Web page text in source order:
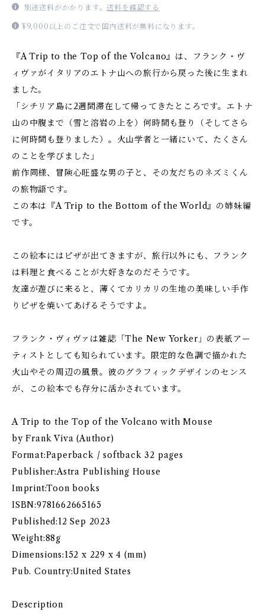
別途送料がかかります。送料を確認する
¥9,000以上のご注文で国内送料が無料になります。
『A Trip to the Top of the Volcano』は、フランク・ヴ
ィヴァがイタリアのエトナ山への旅行から戻った後に生まれ
ました。
「シチリア島に2週間滞在して帰ってきたところです。エトナ
山の中腹まで（雪と溶岩の上を）何時間も登り（そしてさら
に何時間も登りました）。火山学者と一緒にいて、たくさん
のことを学びました」
前作同様、冒険心旺盛な男の子と、その友だちのネズミくん
の旅物語です。
この本は『A Trip to the Bottom of the World』の姉妹編
です。
この絵本にはピザが出てきますが、旅行以外にも、フランク
は料理と食べることが大好きなのだそうです。
友達が遊びに来ると、薄くてカリカリの生地の美味しい手作
りピザを焼いてあげるそうですよ。
フランク・ヴィヴァは雑誌「The New Yorker」の表紙アー
ティストとしても知られています。限定的な色調で描かれた
火山やその周辺の風景。彼のグラフィックデザインのセンス
が、この絵本でも存分に活かされています。
A Trip to the Top of the Volcano with Mouse
by Frank Viva (Author)
Format:Paperback / softback 32 pages
Publisher:Astra Publishing House
Imprint:Toon books
ISBN:9781662665165
Published:12 Sep 2023
Weight:88g
Dimensions:152 x 229 x 4 (mm)
Pub. Country:United States
Description